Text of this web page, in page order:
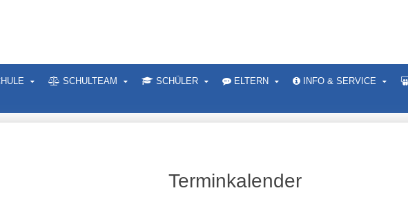
SCHULTEAM SCHÜLER ELTERN INFO & SERVICE
Terminkalender